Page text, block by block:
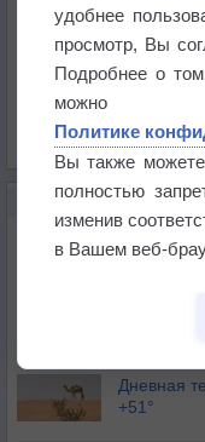
Температура
Давление
Осадки
Облачность
Список всех карт
НОВОЕ О ПОГОДЕ
Июль в
историю
В
Дневная
+51°
удобнее
просмотр, Вы
Подробнее о
можно
Политике
Вы также можете
полностью
изменив
в Вашем веб-